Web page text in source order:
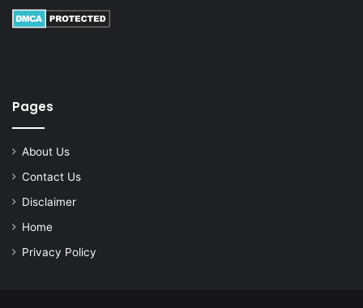
Pages
About Us
Contact Us
Disclaimer
Home
Privacy Policy